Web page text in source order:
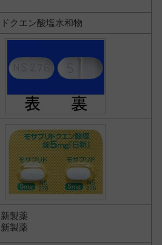
クエン酸塩水和物
新製薬
新製薬